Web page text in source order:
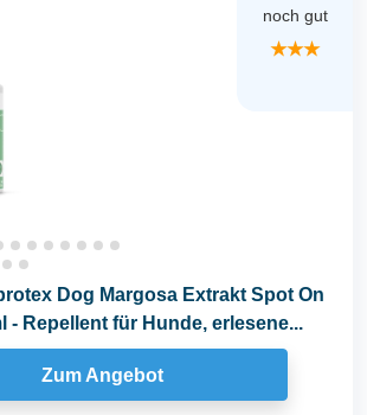
noch gut
★★★
Dog Margosa Extrakt Spot On
- Repellent für Hunde, erlesene...
Zum Angebot